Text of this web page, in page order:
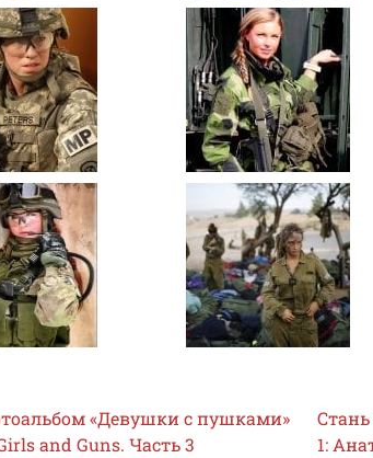
«Девушки с пушками»
and Guns. Часть 3
1: